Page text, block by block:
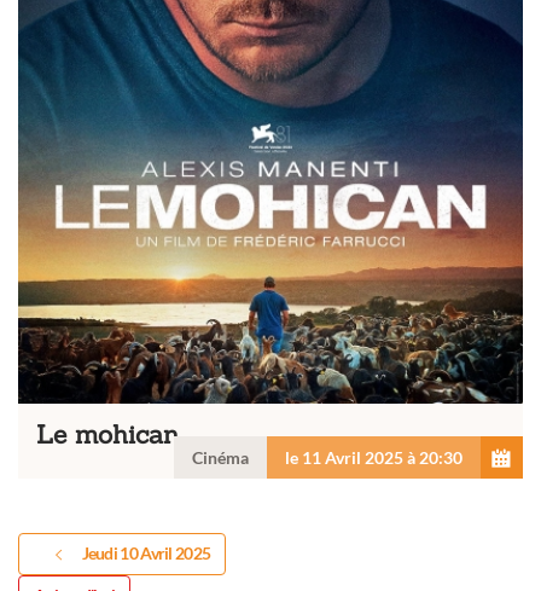
Le mohican
Cinéma le 11 Avril 2025 à 20:30
Jeudi 10 Avril 2025